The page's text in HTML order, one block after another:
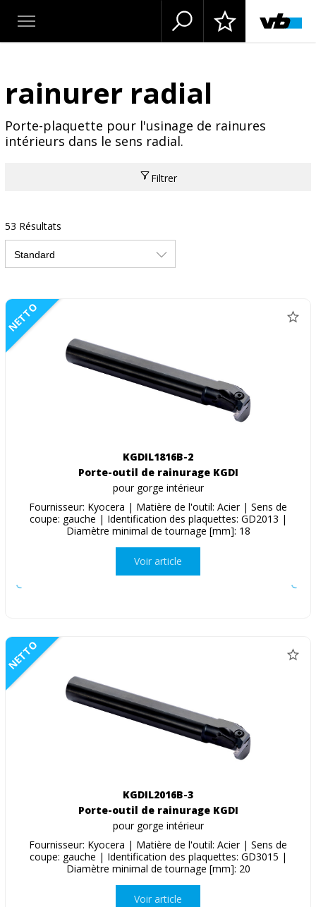
rainurer radial
Porte-plaquette pour l'usinage de rainures
intérieurs dans le sens radial.
Filtrer
53 Résultats
NETTO
KGDIL1816B-2
Porte-outil de rainurage KGDI
pour gorge intérieur
Fournisseur: Kyocera | Matière de l'outil: Acier | Sens de
coupe: gauche | Identification des plaquettes: GD2013 |
Diamètre minimal de tournage [mm]: 18
Voir article
NETTO
KGDIL2016B-3
Porte-outil de rainurage KGDI
pour gorge intérieur
Fournisseur: Kyocera | Matière de l'outil: Acier | Sens de
coupe: gauche | Identification des plaquettes: GD3015 |
Diamètre minimal de tournage [mm]: 20
Voir article